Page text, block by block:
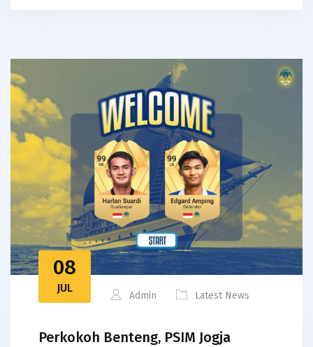
08
JUL
Admin Latest News
Perkokoh Benteng, PSIM Jogja